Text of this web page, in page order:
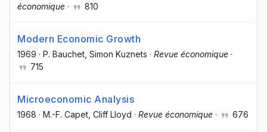
économique · 810
Modern Economic Growth
1969 · P. Bauchet , Simon Kuznets · Revue économique ·
715
Microeconomic Analysis
1968 · M.-F. Capet , Cliff Lloyd · Revue économique · 676